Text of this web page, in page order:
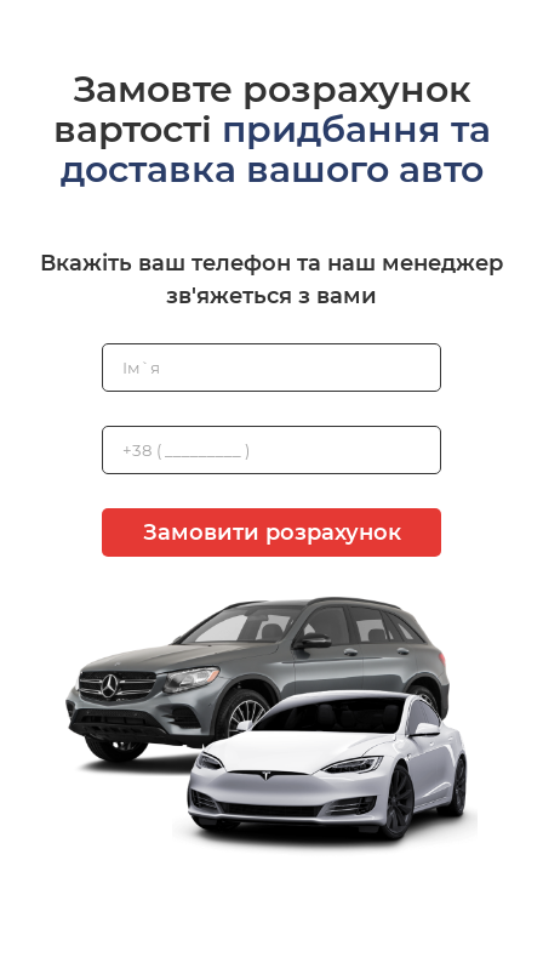
Замовте розрахунок
вартості придбання та
доставка вашого авто
Вкажіть ваш телефон та наш менеджер
зв'яжеться з вами
Замовити розрахунок